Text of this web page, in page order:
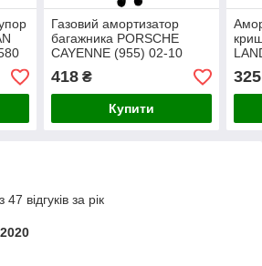
Газовий амортизатор
багажника PORSCHE
CAYENNE (955) 02-10
418₴
Купити
325
відгуків за рік